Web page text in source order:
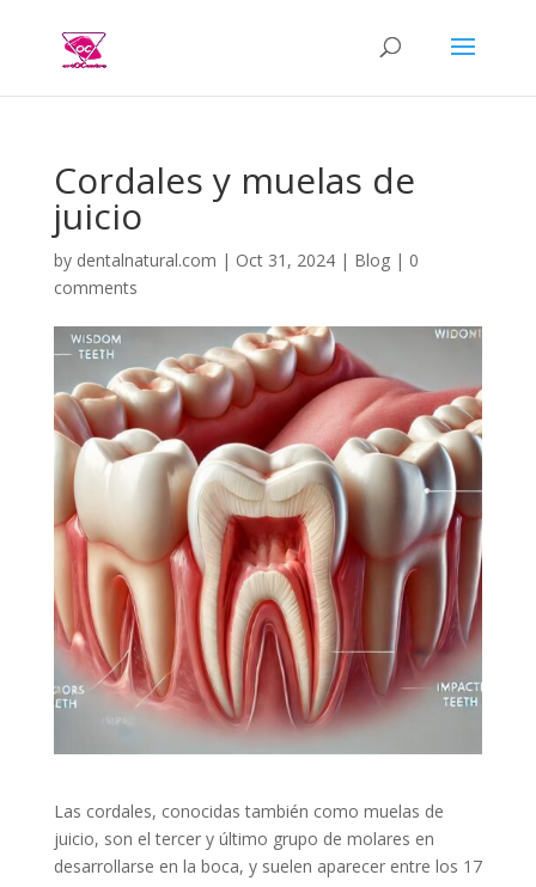
Cordales y muelas de
juicio
by dentalnatural.com | Oct 31, 2024| Blog| 0
comments
Las cordales, conocidas también como muelas de
juicio, son el tercer y último grupo de molares en
desarrollarse en la boca, y suelen aparecer entre los 17